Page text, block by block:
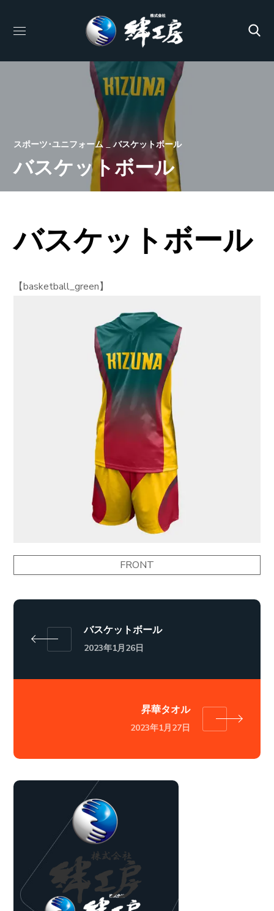
スポーツ･ユニフォーム バスケットボール
バスケットボール
バスケットボール
【basketball_green】
FRONT
バスケットボール
2023年1月26日
昇華タオル
2023年1月27日